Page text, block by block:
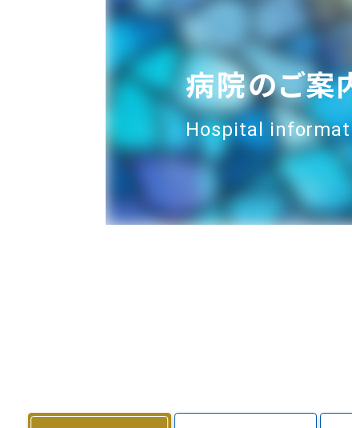
病院のご案
Hospital